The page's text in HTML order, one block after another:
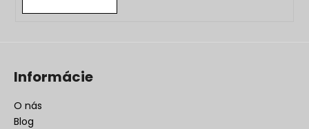
Informácie
O nás
Blog